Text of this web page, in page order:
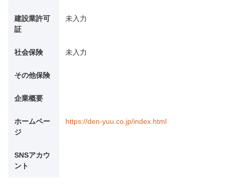
建設業許可
証
未入力
社会保険 未入力
その他保険
企業概要
ホームペー
ジ
https://den-yuu.co.jp/index.html
SNSアカウ
ント